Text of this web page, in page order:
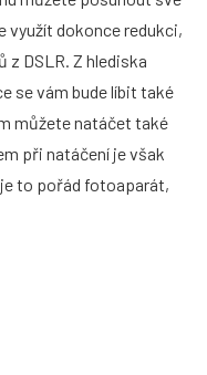
využít dokonce redukci,
DSLR. Z hlediska
se vám bude líbit také
můžete natáčet také
při natáčení je však
to pořád fotoaparát,